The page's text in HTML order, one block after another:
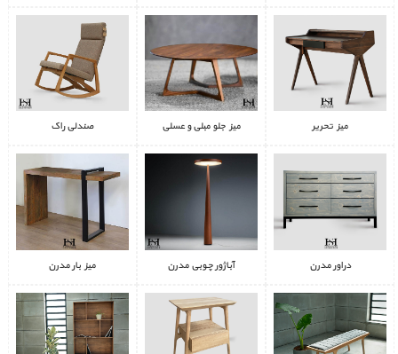
میز تحریر میز جلو مبلی و عسلی صندلی راک
دراور مدرن آباژور چوبی مدرن میز بار مدرن